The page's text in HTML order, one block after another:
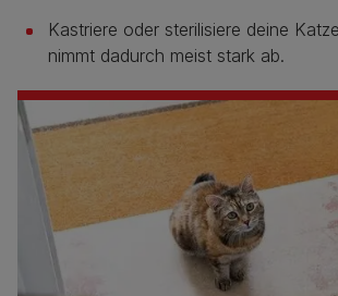
Kastriere oder sterilisiere deine
nimmt dadurch meist stark ab.